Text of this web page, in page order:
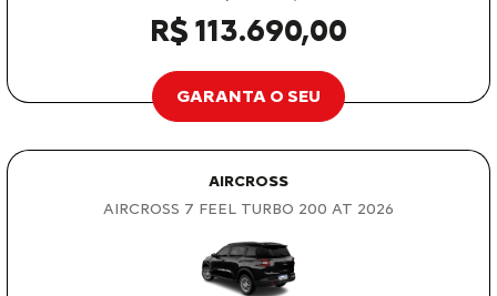
R$ 113.690,00
GARANTA O SEU
AIRCROSS
AIRCROSS 7 FEEL TURBO 200 AT 2026